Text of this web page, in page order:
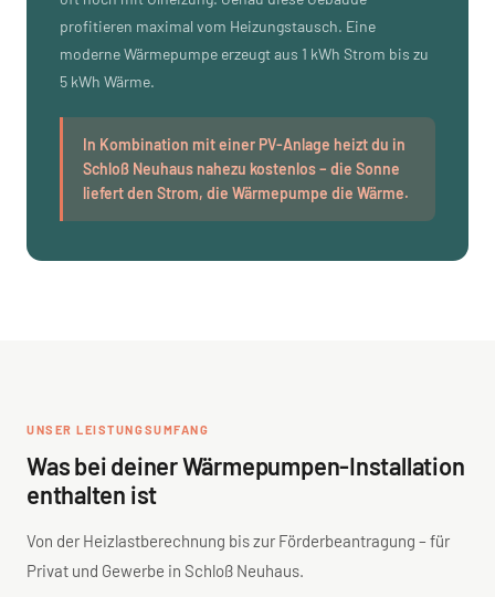
profitieren maximal vom Heizungstausch. Eine
moderne Wärmepumpe erzeugt aus 1 kWh Strom bis zu
5 kWh Wärme.
In Kombination mit einer PV-Anlage heizt du in
Schloß Neuhaus nahezu kostenlos – die Sonne
liefert den Strom, die Wärmepumpe die Wärme.
UNSER LEISTUNGSUMFANG
Was bei deiner Wärmepumpen-Installation
enthalten ist
Von der Heizlastberechnung bis zur Förderbeantragung – für
Privat und Gewerbe in Schloß Neuhaus.